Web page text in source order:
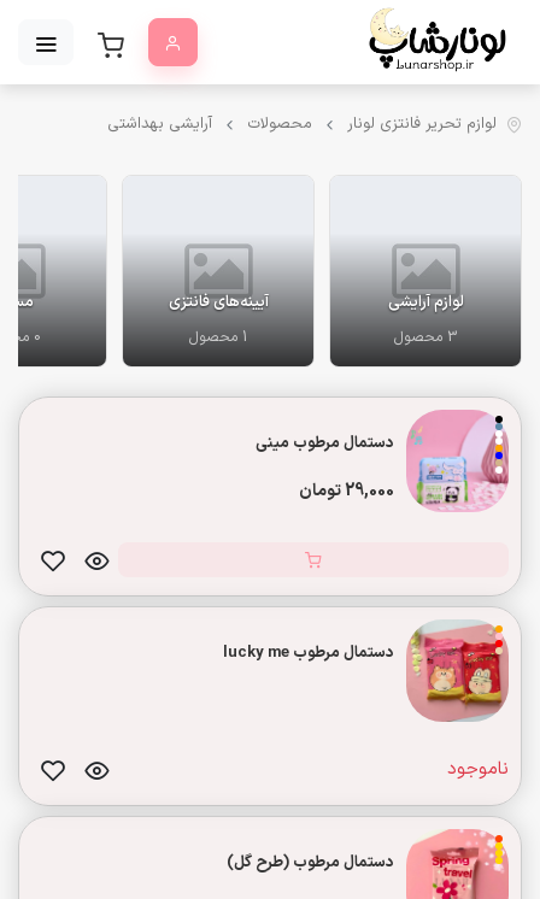
لوازم تحریر فانتزی لونار محصولات آرایشی بهداشتی
3 محصول
لوازم آرایشی
1 محصول
آیینه‌های فانتزی
0 محصول
دستمال مرطوب مینی
29,000 تومان
دستمال مرطوب lucky me
ناموجود
دستمال مرطوب (طرح گل)